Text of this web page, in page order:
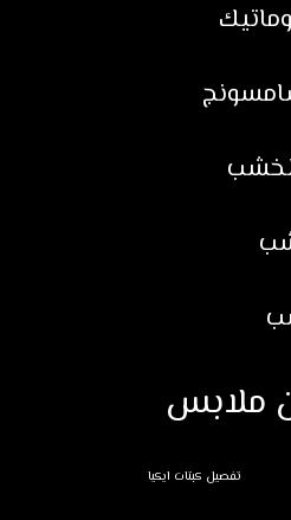
ملابس
تفصيل كبتات ايكيا